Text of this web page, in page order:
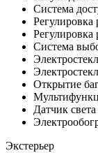
Система
Регулировка
Регулировка
Система
Открытие
Датчик света
Экстерьер